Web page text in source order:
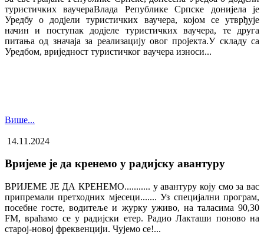
туристичких ваучера​Влада Републике Српске донијела је
Уредбу о додјели туристичких ваучера, којом се утврђује
начин и поступак додјеле туристичких ваучера, те друга
питања од значаја за реализацију овог пројекта.У складу са
Уредбом, вриједност туристичког ваучера износи...
Више...
14.11.2024
Вријеме је да кренемо у радијску авантуру
ВРИЈЕМЕ ЈЕ ДА КРЕНЕМО........... у авантуру коју смо за вас
припремали претходних мјесеци....... Уз специјални програм,
посебне госте, водитеље и журку уживо, на таласима 90,30
FM, враћамо се у радијски етер. Радио Лакташи поново на
старој-новој фреквенцији. Чујемо се!...